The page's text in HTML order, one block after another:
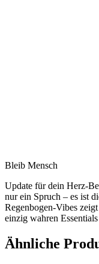
Bleib Mensch
Update für dein Herz-
nur ein Spruch – es ist
Regenbogen-Vibes
einzig wahren
Ähnliche